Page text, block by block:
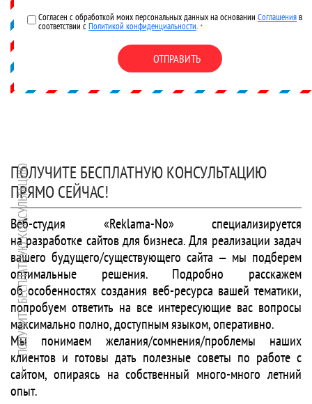
Согласен с обработкой моих персональных данных на основании Соглашенияв
соответствии сПолитикой конфиденциальности *
ОТПРАВИТЬ
ПОЛУЧИТЕ БЕСПЛАТНУЮ КОНСУЛЬТАЦИЮ
ПРЯМО СЕЙЧАС!
Веб-студия «Reklama-No» специализируется
на разработке сайтов для бизнеса. Для реализации задач
вашего будущего/существующего сайта — мы подберем
оптимальные решения. Подробно расскажем
об особенностях создания веб-ресурса вашей тематики,
попробуем ответить на все интересующие вас вопросы
максимально полно, доступным языком, оперативно.
Мы понимаем желания/сомнения/проблемы наших
клиентов и готовы дать полезные советы по работе с
сайтом, опираясь на собственный много-много летний
опыт.
ПОЛУЧИТЕ БЕСПЛАТНУЮ КОНСУЛЬТАЦИЮ